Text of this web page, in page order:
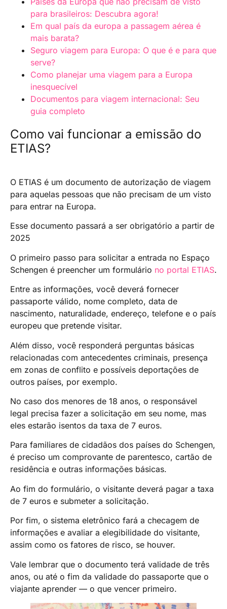
para brasileiros: Descubra agora!
Em qual país da europa a passagem aérea é
mais barata?
Seguro viagem para Europa: O que é e para que
serve?
Como planejar uma viagem para a Europa
inesquecível
Documentos para viagem internacional: Seu
guia completo
Como vai funcionar a emissão do
ETIAS?
O ETIAS é um documento de autorização de viagem
para aquelas pessoas que não precisam de um visto
para entrar na Europa.
Esse documento passará a ser obrigatório a partir de
2025
O primeiro passo para solicitar a entrada no Espaço
Schengen é preencher um formulário no portal ETIAS.
Entre as informações, você deverá fornecer
passaporte válido, nome completo, data de
nascimento, naturalidade, endereço, telefone e o país
europeu que pretende visitar.
Além disso, você responderá perguntas básicas
relacionadas com antecedentes criminais, presença
em zonas de conflito e possíveis deportações de
outros países, por exemplo.
No caso dos menores de 18 anos, o responsável
legal precisa fazer a solicitação em seu nome, mas
eles estarão isentos da taxa de 7 euros.
Para familiares de cidadãos dos países do Schengen,
é preciso um comprovante de parentesco, cartão de
residência e outras informações básicas.
Ao fim do formulário, o visitante deverá pagar a taxa
de 7 euros e submeter a solicitação.
Por fim, o sistema eletrônico fará a checagem de
informações e avaliar a elegibilidade do visitante,
assim como os fatores de risco, se houver.
Vale lembrar que o documento terá validade de três
anos, ou até o fim da validade do passaporte que o
viajante aprender — o que vencer primeiro.